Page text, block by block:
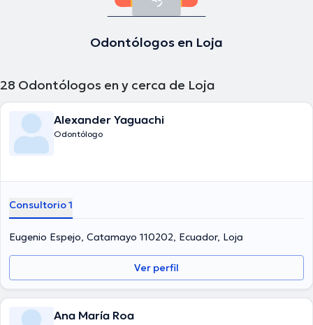
Odontólogos en Loja
28 Odontólogos en y cerca de Loja
Alexander Yaguachi
Odontólogo
Consultorio 1
Eugenio Espejo, Catamayo 110202, Ecuador, Loja
Ver perfil
Ana María Roa